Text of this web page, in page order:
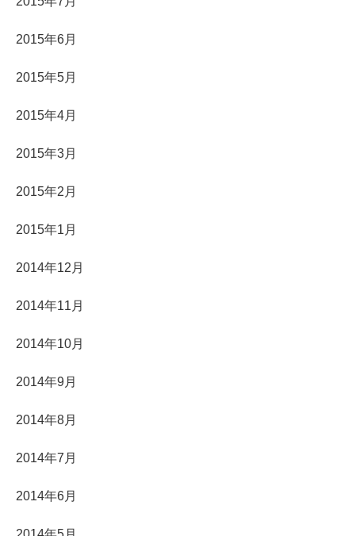
2015年6月
2015年5月
2015年4月
2015年3月
2015年2月
2015年1月
2014年12月
2014年11月
2014年10月
2014年9月
2014年8月
2014年7月
2014年6月